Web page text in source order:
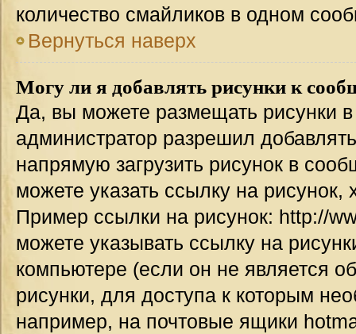
количество смайликов в одном
Вернуться наверх
Могу ли я добавлять рисунки к
Да, вы можете размещать рисунки
администратор разрешил
напрямую загрузить рисунок в
можете указать ссылку на
Пример ссылки на рисунок: http://
можете указывать ссылку на
компьютере (если он не является
рисунки, для доступа к которым
например, на почтовые ящики